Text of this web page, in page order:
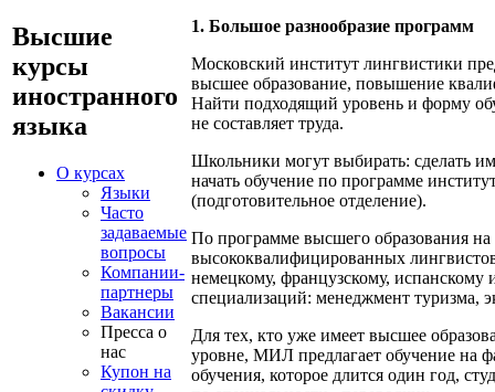
Высшие
курсы
иностранного
языка
О курсах
Языки
Часто
задаваемые
вопросы
Компании-
партнеры
Вакансии
Пресса о
нас
Купон на
1. Большое разнообразие программ
Московский институт лингвистики
высшее образование, повышение
Найти подходящий уровень и форму
не составляет труда.
Школьники могут выбирать: сделать
начать обучение по программе
(подготовительное отделение).
По программе высшего образования
высококвалифицированных
немецкому, французскому, испанскому
специализаций: менеджмент туризма,
Для тех, кто уже имеет высшее
уровне, МИЛ предлагает обучение на
обучения, которое длится один год,